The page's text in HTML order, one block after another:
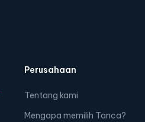
Perusahaan
Tentang kami
Mengapa memilih Tanca?